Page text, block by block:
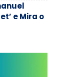
e Mira o